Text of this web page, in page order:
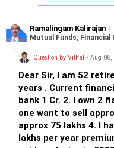
You currently have:
– HDFC Flexi Cap
– ICICI Prudential Flexi
This is another clear
Three flexi-cap funds
Ramalingam Kalirajan |
Mutual Funds, Financial
Question by Vithal - Aug 08,
Dear Sir, I am 52
years . Current
bank 1 Cr. 2. I own 2
one want to sell
approx 75 lakhs 4. I have ULIP policy of 75 lakhs( 15
lakhs per year